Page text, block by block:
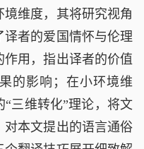
维度，其将研究视角
者的爱国情怀与伦理
用，指出译者的价值
的影响；在小环境维
三维转化”理论，将文
对本文提出的语言通俗